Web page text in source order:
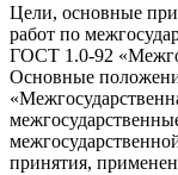
Цели, основные
работ по
ГОСТ 1.0-92
Основные
принятия,